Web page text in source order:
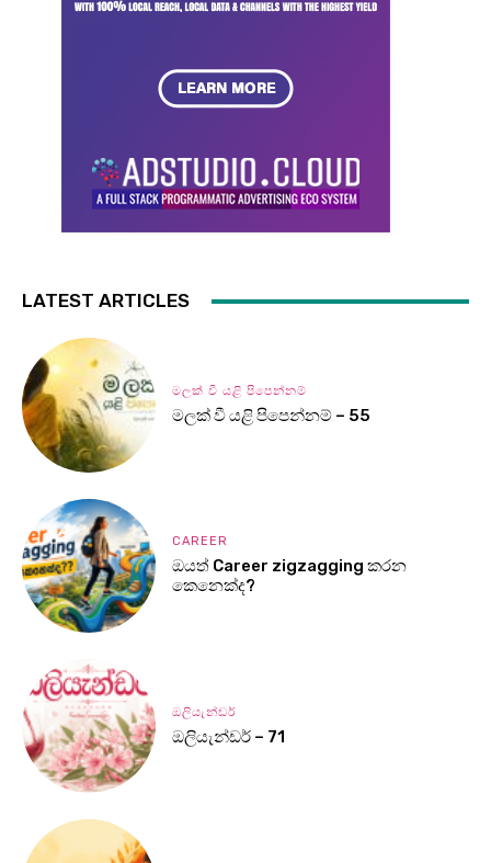
LATEST ARTICLES
මලක් වී යළි පිපෙන්නම්
මලක් වී යළි පිපෙන්නම් – 55
CAREER
ඔයත් Career zigzagging කරන
කෙනෙක්ද?
ඔලියැන්ඩර්
ඔලියැන්ඩර් – 71